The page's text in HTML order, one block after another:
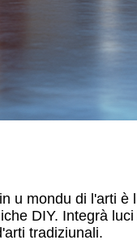
mondu di l'arti
DIY. Integrà
tradiziunali.